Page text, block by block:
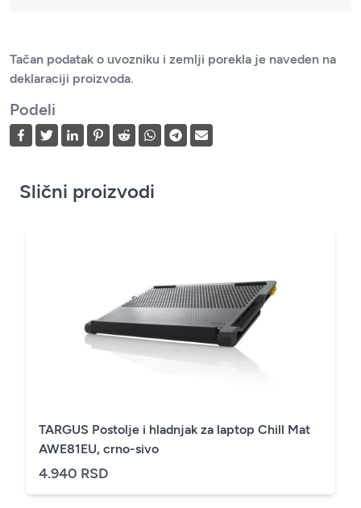
Tačan podatak o uvozniku i zemlji porekla je naveden na
deklaraciji proizvoda.
Podeli
Slični proizvodi
TARGUS Postolje i hladnjak za laptop Chill Mat
AWE81EU, crno-sivo
4.940 RSD